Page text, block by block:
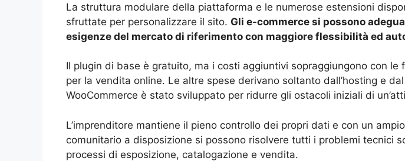
La struttura modulare della piattaforma e le numerose estensioni
sfruttate per personalizzare il sito. Gli e-commerce si possono
esigenze del mercato di riferimento con maggiore flessibilità ed
Il plugin di base è gratuito, ma i costi aggiuntivi sopraggiungono con le
per la vendita online. Le altre spese derivano soltanto dall’hosting e
WooCommerce è stato sviluppato per ridurre gli ostacoli iniziali di
L’imprenditore mantiene il pieno controllo dei propri dati e con un
comunitario a disposizione si possono risolvere tutti i problemi tecnici
processi di esposizione, catalogazione e vendita.